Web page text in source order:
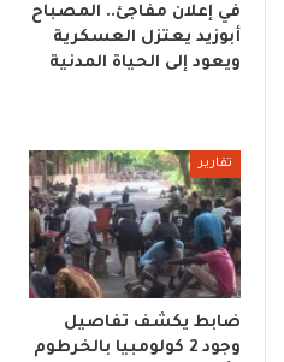
في إعلان مفاجئ.. المصباح
أبوزيد يعتزل العسكرية
ويعود إلى الحياة المدنية
تقارير
ضابط يكشف تفاصيل
وجود 2 كولومبيا بالخرطوم